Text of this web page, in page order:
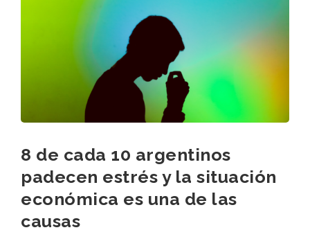
8 de cada 10 argentinos
padecen estrés y la situación
económica es una de las
causas